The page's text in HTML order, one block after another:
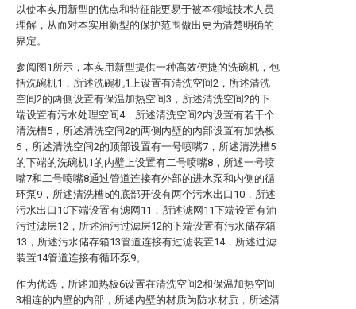
以使本实用新型的优点和特征能更易于被本领域技术人员
理解，从而对本实用新型的保护范围做出更为清楚明确的
界定。
参阅图1所示，本实用新型提供一种高效便捷的洗碗机，包
括洗碗机1，所述洗碗机1上设置有清洗空间2，所述清洗
空间2的两侧设置有保温加热空间3，所述清洗空间2的下
端设置有污水处理空间4，所述清洗空间2内设置有若干个
清洗槽5，所述清洗空间2的两侧内壁的内部设置有加热板
6，所述清洗空间2的顶部设置有一号喷嘴7，所述清洗槽5
的下端的洗碗机1的内壁上设置有二号喷嘴8，所述一号喷
嘴7和二号喷嘴8通过管道连接有外部的进水泵和内侧的循
环泵9，所述清洗槽5的底部开设有两个污水出口10，所述
污水出口10下端设置有滤网11，所述滤网11下端设置有油
污过滤层12，所述油污过滤层12的下端设置有污水储存箱
13，所述污水储存箱13管道连接有过滤装置14，所述过滤
装置14管道连接有循环泵9。
作为优选，所述加热板6设置在清洗空间2和保温加热空间
3相连的内壁的内部，所述内壁的材质为防水材质，所述清